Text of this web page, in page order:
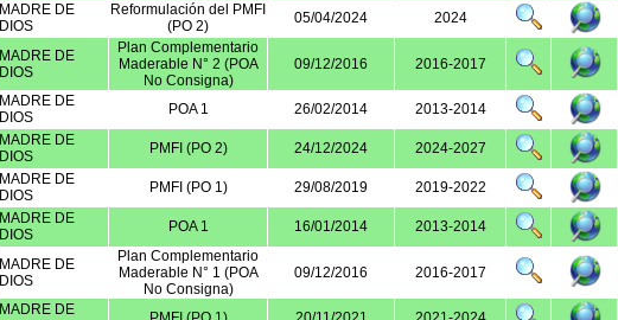
MADRE DE
DIOS
Reformulación del PMFI
(PO 2)
05/04/2024 2024
MADRE DE
DIOS
Plan Complementario
Maderable N° 2 (POA
No Consigna)
09/12/2016 2016-2017
MADRE DE
DIOS
POA 1 26/02/2014 2013-2014
MADRE DE
DIOS
PMFI (PO 2) 24/12/2024 2024-2027
MADRE DE
DIOS
PMFI (PO 1) 29/08/2019 2019-2022
MADRE DE
DIOS
POA 1 16/01/2014 2013-2014
MADRE DE
DIOS
Plan Complementario
Maderable N° 1 (POA
No Consigna)
09/12/2016 2016-2017
MADRE DE